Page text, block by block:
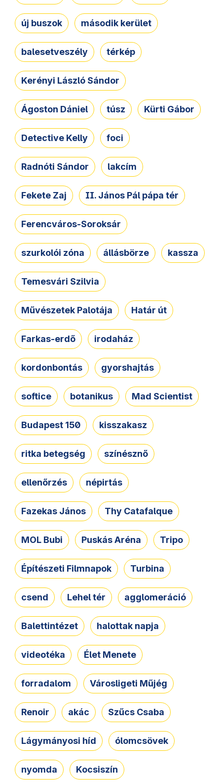
új buszok második kerület
balesetveszély térkép
Kerényi László Sándor
Ágoston Dániel túsz Kürti Gábor
Detective Kelly foci
Radnóti Sándor lakcím
Fekete Zaj II. János Pál pápa tér
Ferencváros-Soroksár
szurkolói zóna állásbörze kassza
Temesvári Szilvia
Művészetek Palotája Határ út
Farkas-erdő irodaház
kordonbontás gyorshajtás
softice botanikus Mad Scientist
Budapest 150 kisszakasz
ritka betegség színésznő
ellenőrzés népirtás
Fazekas János Thy Catafalque
MOL Bubi Puskás Aréna Tripo
Építészeti Filmnapok Turbina
csend Lehel tér agglomeráció
Balettintézet halottak napja
videotéka Élet Menete
forradalom Városligeti Műjég
Renoir akác Szűcs Csaba
Lágymányosi híd ólomcsövek
nyomda Kocsiszín